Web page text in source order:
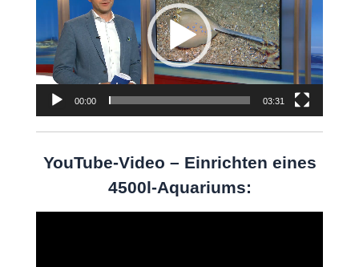
00:00 03:31
YouTube-Video – Einrichten eines
4500l-Aquariums: